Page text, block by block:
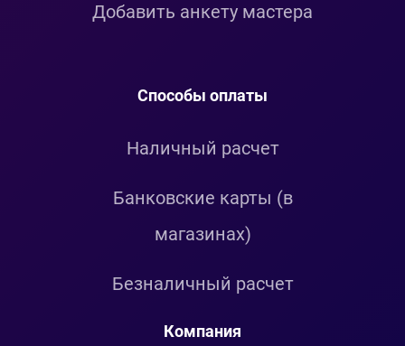
Добавить анкету мастера
Способы оплаты
Наличный расчет
Банковские карты (в
магазинах)
Безналичный расчет
Компания